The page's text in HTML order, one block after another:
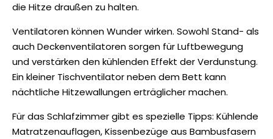
die Hitze draußen zu halten.
Ventilatoren können Wunder wirken. Sowohl Stand- als
auch Deckenventilatoren sorgen für Luftbewegung
und verstärken den kühlenden Effekt der Verdunstung.
Ein kleiner Tischventilator neben dem Bett kann
nächtliche Hitzewallungen erträglicher machen.
Für das Schlafzimmer gibt es spezielle Tipps: Kühlende
Matratzenauflagen, Kissenbezüge aus Bambusfasern